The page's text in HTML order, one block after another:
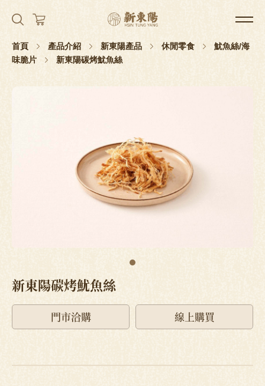
首頁 產品介紹 新東陽產品 休閒零食
魷魚絲/海
味脆片
新東陽碳烤魷魚絲
新東陽碳烤魷魚絲
門市洽購 線上購買